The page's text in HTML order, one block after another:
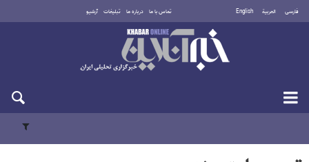
فارسی العربية English تماس با ما درباره ما تبلیغات آرشیو
پنجشنبه ۱۵ مرداد ۱۴۰۵